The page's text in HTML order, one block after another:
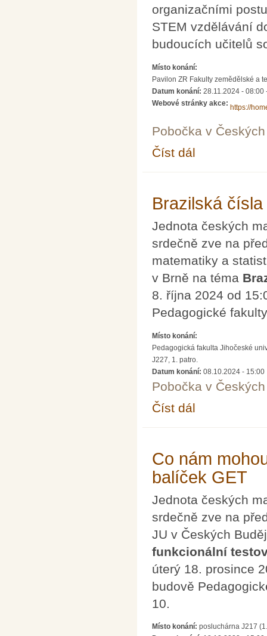
organizačními
STEM vzdělávání
budoucích učitelů
Místo konání:
Pavilon ZR Fakulty zemědělské a
Datum konání: 28.11.2024 - 08:00
Webové stránky akce:
https://
Pobočka v
Číst dál
Brazilská
Jednota českých
srdečně zve na
matematiky a
v Brně na téma
8. října 2024 od
Pedagogické
Místo konání:
Pedagogická fakulta Jihočeské
J227, 1. patro.
Datum konání: 08.10.2024 - 15:00
Pobočka v
Číst dál
Co nám
balíček GET
Jednota českých
srdečně zve na
JU v Českých
funkcionální
úterý 18. prosince
budově
10.
Místo konání: posluchárna J217